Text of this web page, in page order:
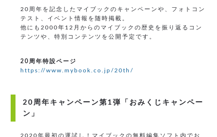
20周年を記念したマイブックのキャンペーンや、フォトコン
テスト、イベント情報を随時掲載。
他にも2000年12月からのマイブックの歴史を振り返るコン
テンツや、特別コンテンツを公開予定です。
20周年特設ページ
https://www.mybook.co.jp/20th/
20周年キャンペーン第1弾「おみくじキャンペー
ン」
2020年最初の運試し！マイブックの無料編集ソフト内でお